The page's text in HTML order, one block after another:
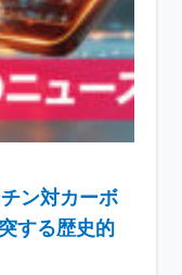
ン対カーボ
する歴史的